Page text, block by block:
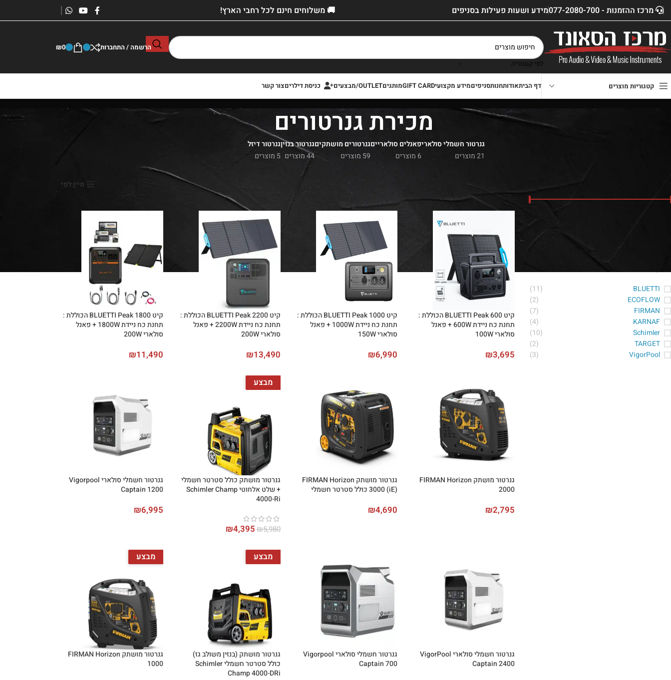
מרכז ההזמנות - 077-2080-700 מידע ושעות פעילות בסניפים 🚚 משלוחים חינם לכל רחבי הארץ!
לפי קטגוריה
הרשמה / התחברות ₪0
קטגוריות מוצרים דף הביתאודותחנותסניפיםמידע מקצועיGIFT CARDמותגיםOUTLET/מבצעים כניסת דילריםצור קשר
מכירת גנרטורים
גנרטור חשמלי סולארי
21 מוצרים
פאנלים סולאריים
6 מוצרים
גנרטורים מושתקים
59 מוצרים
גנרטור בנזין
44 מוצרים
גנרטור דיזל
5 מוצרים
BLUETTI
(11)
ECOFLOW
(2)
FIRMAN
(7)
KARNAF
(4)
Schimler
(10)
TARGET
(2)
VigorPool
(3)
חנות»ציוד למכירה 050-2288600הצג מיין לפי
קיט BLUETTI Peak 600 הכוללת :
תחנת כח ניידת 600W + פאנל
סולארי 100W
₪3,695
קיט BLUETTI Peak 1000 הכוללת :
תחנת כח ניידת 1000W + פאנל
סולארי 150W
₪6,990
קיט BLUETTI Peak 2200 הכוללת :
תחנת כח ניידת 2200W + פאנל
סולארי 200W
₪13,490
קיט BLUETTI Peak 1800 הכוללת :
תחנת כח ניידת 1800W + פאנל
סולארי 200W
₪11,490
גנרטור מושתק FIRMAN Horizon
2000
₪2,795
גנרטור מושתק FIRMAN Horizon
3000 (iE) כולל סטרטר חשמלי
₪4,690
מבצע
גנרטור מושתק כולל סטרטר חשמלי
+ שלט אלחוטי Schimler Champ
4000-Ri
₪5,980
₪4,395
גנרטור חשמלי סולארי Vigorpool
Captain 1200
₪6,995
גנרטור חשמלי סולארי VigorPool
Captain 2400
גנרטור חשמלי סולארי Vigorpool
Captain 700
מבצע
גנרטור מושתק (בנזין משולב גז)
כולל סטרטר חשמלי Schimler
Champ 4000-DRi
מבצע
גנרטור מושתק FIRMAN Horizon
1000